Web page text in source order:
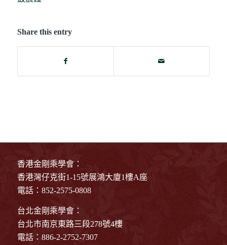
Share this entry
香港金剛乘學會：
香港灣仔克街1-15號展鴻大廈1樓A座
電話：852-2575-0808
台北金剛乘學會：
台北市南京東路三段278號4樓
電話：886-2-2752-7307